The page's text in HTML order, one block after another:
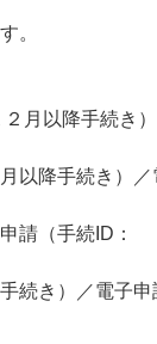
。
月以降手続き
以降手続き）
請（手続ID：
続き）／電子申